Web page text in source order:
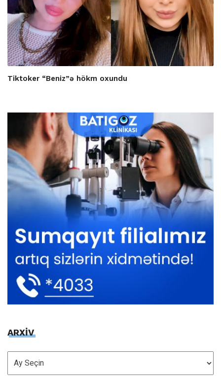
Tiktoker “Beniz”ə hökm oxundu
ARXİV
ARXİV